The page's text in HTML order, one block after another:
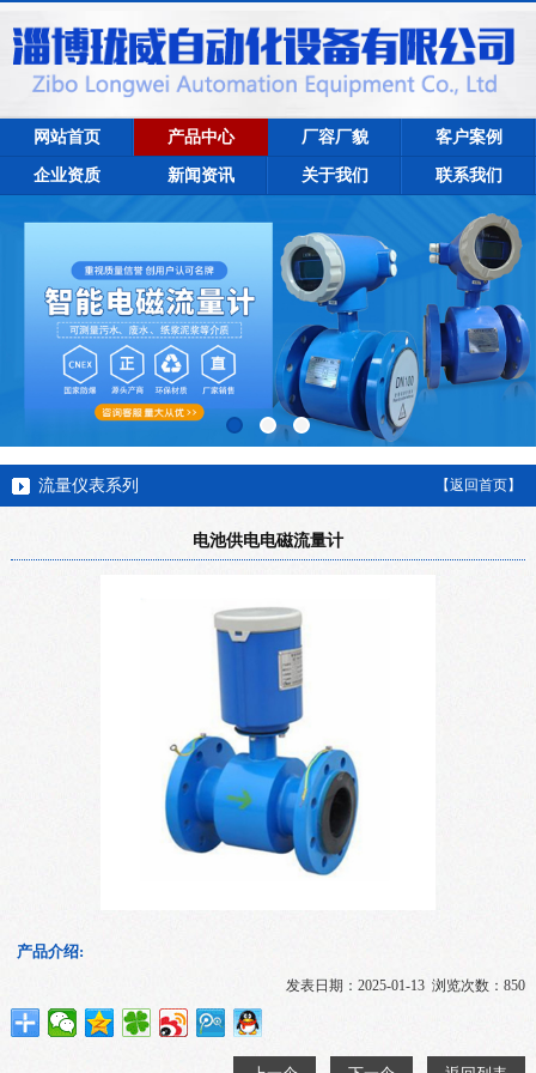
网站首页 产品中心 厂容厂貌 客户案例
企业资质 新闻资讯 关于我们 联系我们
流量仪表系列 【返回首页】
电池供电电磁流量计
产品介绍:
发表日期：2025-01-13 浏览次数：850